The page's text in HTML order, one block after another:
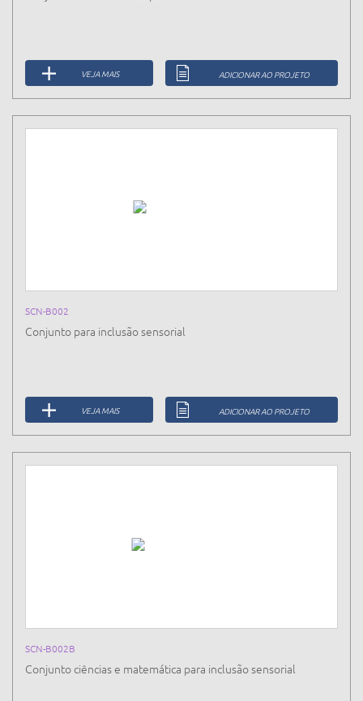
VEJA MAIS ADICIONAR AO PROJETO
SCN-B002
Conjunto para inclusão sensorial
VEJA MAIS ADICIONAR AO PROJETO
SCN-B002B
Conjunto ciências e matemática para inclusão sensorial